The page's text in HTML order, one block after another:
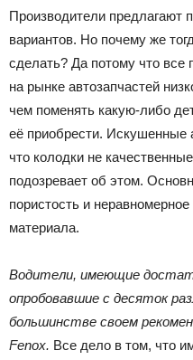
Производители предлагают
вариантов. Но почему же
сделать? Да потому что все
на рынке автозапчастей
чем поменять какую-либо
её приобрести. Искушенные
что колодки не
подозревает об этом.
пористость и
материала.
Водители, имеющие
опробовавшие с десяток
большинстве своем
Fenox. Все дело в том, что